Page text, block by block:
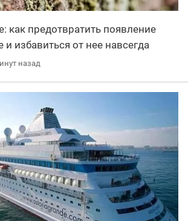
как предотвратить появление
избавиться от нее навсегда
назад